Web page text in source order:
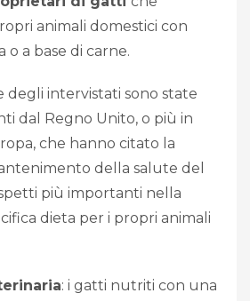
animali domestici con
o a base di carne.
degli intervistati sono state
dal Regno Unito, o più in
che hanno citato la
della salute del
più importanti nella
dieta per i propri animali
: i gatti nutriti con una